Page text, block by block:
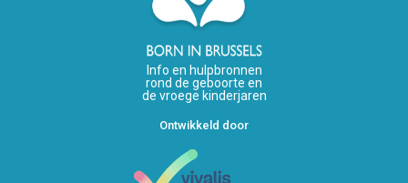
Info en hulpbronnen
rond de geboorte en
de vroege kinderjaren
Ontwikkeld door